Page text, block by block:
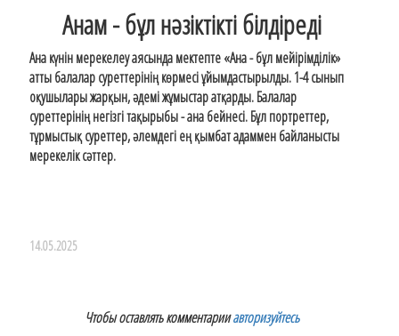
Анам - бұл нәзіктікті білдіреді
Ана күнін мерекелеу аясында мектепте «Ана - бұл мейірімділік»
атты балалар суреттерінің көрмесі ұйымдастырылды. 1-4 сынып
оқушылары жарқын, әдемі жұмыстар атқарды. Балалар
суреттерінің негізгі тақырыбы - ана бейнесі. Бұл портреттер,
тұрмыстық суреттер, әлемдегі ең қымбат адаммен байланысты
мерекелік сәттер.
14.05.2025
Чтобы оставлять комментарииавторизуйтесь